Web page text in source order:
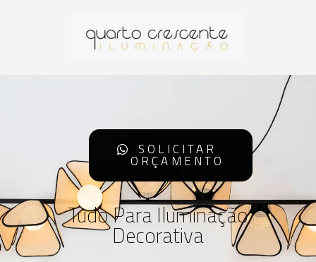
Tudo Para Iluminação
Decorativa
SOLICITAR
ORÇAMENTO